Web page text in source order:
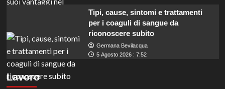
Tipi, cause, sintomi e trattamenti
per i coaguli di sangue da
riconoscere subito
Germana Bevilacqua
5 Agosto 2026 : 7:52
Lavoro
Lavoro per insegnanti con INDIRE: guadagna
200 euro al giorno in selezione pubblica.